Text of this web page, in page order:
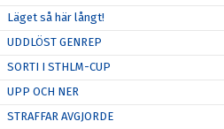
Läget så här långt!
UDDLÖST GENREP
SORTI I STHLM-CUP
UPP OCH NER
STRAFFAR AVGJORDE